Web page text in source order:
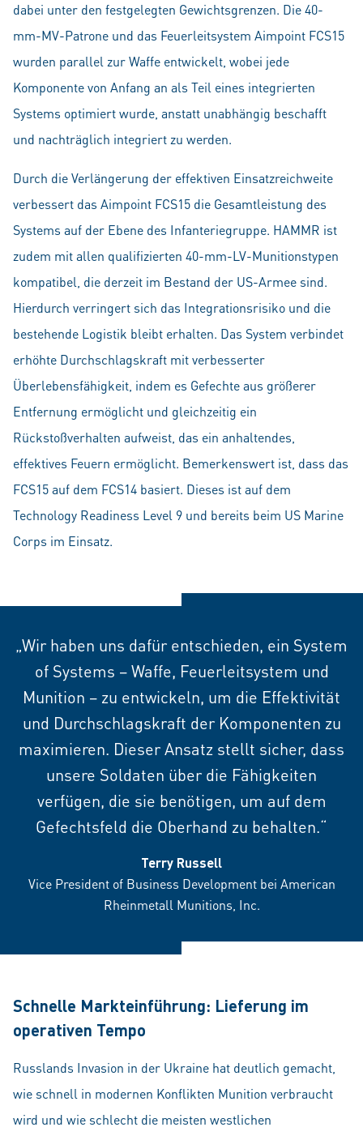
dabei unter den festgelegten Gewichtsgrenzen. Die 40-
mm-MV-Patrone und das Feuerleitsystem Aimpoint FCS15
wurden parallel zur Waffe entwickelt, wobei jede
Komponente von Anfang an als Teil eines integrierten
Systems optimiert wurde, anstatt unabhängig beschafft
und nachträglich integriert zu werden.
Durch die Verlängerung der effektiven Einsatzreichweite
verbessert das Aimpoint FCS15 die Gesamtleistung des
Systems auf der Ebene des Infanteriegruppe. HAMMR ist
zudem mit allen qualifizierten 40-mm-LV-Munitionstypen
kompatibel, die derzeit im Bestand der US-Armee sind.
Hierdurch verringert sich das Integrationsrisiko und die
bestehende Logistik bleibt erhalten. Das System verbindet
erhöhte Durchschlagskraft mit verbesserter
Überlebensfähigkeit, indem es Gefechte aus größerer
Entfernung ermöglicht und gleichzeitig ein
Rückstoßverhalten aufweist, das ein anhaltendes,
effektives Feuern ermöglicht. Bemerkenswert ist, dass das
FCS15 auf dem FCS14 basiert. Dieses ist auf dem
Technology Readiness Level 9 und bereits beim US Marine
Corps im Einsatz.
„Wir haben uns dafür entschieden, ein System
of Systems – Waffe, Feuerleitsystem und
Munition – zu entwickeln, um die Effektivität
und Durchschlagskraft der Komponenten zu
maximieren. Dieser Ansatz stellt sicher, dass
unsere Soldaten über die Fähigkeiten
verfügen, die sie benötigen, um auf dem
Gefechtsfeld die Oberhand zu behalten.“
Terry Russell
Vice President of Business Development bei American
Rheinmetall Munitions, Inc.
Schnelle Markteinführung: Lieferung im
operativen Tempo
Russlands Invasion in der Ukraine hat deutlich gemacht,
wie schnell in modernen Konflikten Munition verbraucht
wird und wie schlecht die meisten westlichen